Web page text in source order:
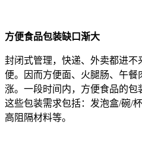
方便食品包装缺口渐大
封闭式管理，快递、外卖都进
便。因而方便面、火腿肠、午餐
涨。一段时间内，方便食品的包
这些包装需求包括：发泡盒/碗/
高阻隔材料等。